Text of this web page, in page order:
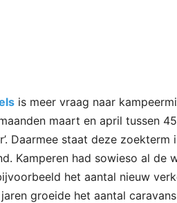
is meer vraag naar
maart en april tussen
Daarmee staat deze
Kamperen had sowieso al de
het aantal nieuw
groeide het aantal